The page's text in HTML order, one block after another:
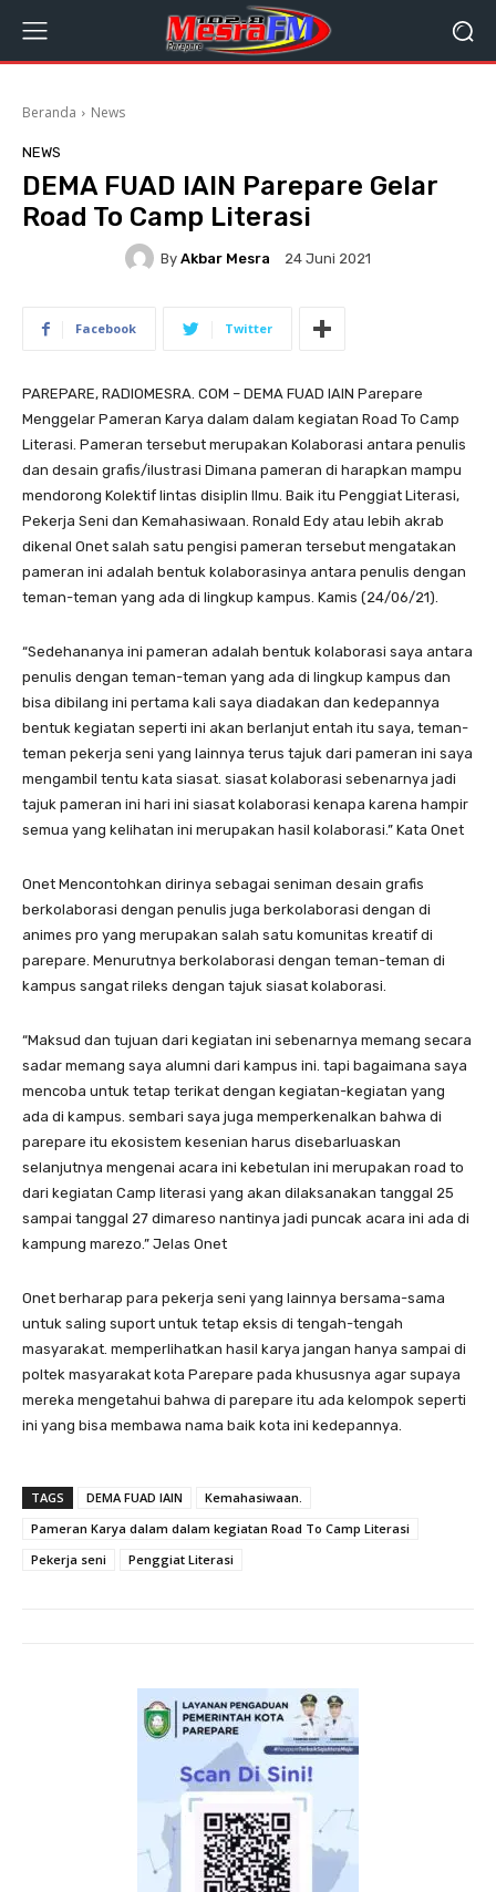
Beranda News
NEWS
DEMA FUAD IAIN Parepare Gelar
Road To Camp Literasi
By Akbar Mesra 24 Juni 2021
Facebook Twitter
PAREPARE, RADIOMESRA. COM – DEMA FUAD IAIN Parepare
Menggelar Pameran Karya dalam dalam kegiatan Road To Camp
Literasi. Pameran tersebut merupakan Kolaborasi antara penulis
dan desain grafis/ilustrasi Dimana pameran di harapkan mampu
mendorong Kolektif lintas disiplin Ilmu. Baik itu Penggiat Literasi,
Pekerja Seni dan Kemahasiwaan. Ronald Edy atau lebih akrab
dikenal Onet salah satu pengisi pameran tersebut mengatakan
pameran ini adalah bentuk kolaborasinya antara penulis dengan
teman-teman yang ada di lingkup kampus. Kamis (24/06/21).
“Sedehananya ini pameran adalah bentuk kolaborasi saya antara
penulis dengan teman-teman yang ada di lingkup kampus dan
bisa dibilang ini pertama kali saya diadakan dan kedepannya
bentuk kegiatan seperti ini akan berlanjut entah itu saya, teman-
teman pekerja seni yang lainnya terus tajuk dari pameran ini saya
mengambil tentu kata siasat. siasat kolaborasi sebenarnya jadi
tajuk pameran ini hari ini siasat kolaborasi kenapa karena hampir
semua yang kelihatan ini merupakan hasil kolaborasi.” Kata Onet
Onet Mencontohkan dirinya sebagai seniman desain grafis
berkolaborasi dengan penulis juga berkolaborasi dengan di
animes pro yang merupakan salah satu komunitas kreatif di
parepare. Menurutnya berkolaborasi dengan teman-teman di
kampus sangat rileks dengan tajuk siasat kolaborasi.
“Maksud dan tujuan dari kegiatan ini sebenarnya memang secara
sadar memang saya alumni dari kampus ini. tapi bagaimana saya
mencoba untuk tetap terikat dengan kegiatan-kegiatan yang
ada di kampus. sembari saya juga memperkenalkan bahwa di
parepare itu ekosistem kesenian harus disebarluaskan
selanjutnya mengenai acara ini kebetulan ini merupakan road to
dari kegiatan Camp literasi yang akan dilaksanakan tanggal 25
sampai tanggal 27 dimareso nantinya jadi puncak acara ini ada di
kampung marezo.” Jelas Onet
Onet berharap para pekerja seni yang lainnya bersama-sama
untuk saling suport untuk tetap eksis di tengah-tengah
masyarakat. memperlihatkan hasil karya jangan hanya sampai di
poltek masyarakat kota Parepare pada khususnya agar supaya
mereka mengetahui bahwa di parepare itu ada kelompok seperti
ini yang bisa membawa nama baik kota ini kedepannya.
TAGS DEMA FUAD IAIN
Kemahasiwaan.
Pameran Karya dalam dalam kegiatan Road To Camp Literasi
Pekerja seni
Penggiat Literasi